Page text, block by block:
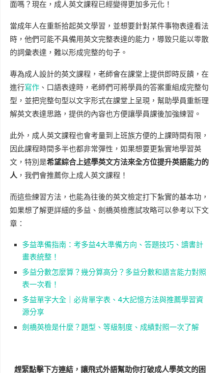
面嗎？現在，成人英文課程已經變得更加多元化！
當成年人在重新拾起英文學習，並想要針對某件事物表達看法
時，他們可能不具備用英文完整表達的能力，導致只能以零散
的詞彙表達，難以形成完整的句子。
專為成人設計的英文課程，老師會在課堂上提供即時反饋，在
進行寫作 、口語表達時，老師們可將學員的答案重組成完整句
型，並把完整句型以文字形式在課堂上呈現，幫助學員重新理
解英文表達思路，提供的內容也方便讓學員課後加強練習。
此外，成人英文課程也會考量到上班族方便的上課時間有限，
因此課程時間多半也都非常彈性，如果想要更紮實地學習英
文，特別是希望綜合上述學英文方法來全方位提升英語能力的
人 ，我們會推薦你上成人英文課程！
而這些練習方法，也能為往後的英文檢定打下紮實的基本功，
如果想了解更詳細的多益、劍橋英檢應試攻略可以參考以下文
章：
多益準備指南：考多益4大準備方向、答題技巧、讀書計
畫表統整！
多益分數怎麼算？幾分算高分？多益分數和語言能力對照
表一次看！
多益單字大全｜必背單字表、4大記憶方法與推薦學習資
源分享
劍橋英檢是什麼？題型、等級制度、成績對照一次了解
趕緊點擊下方連結，讓飛式外語幫助你打破成人學英文的困